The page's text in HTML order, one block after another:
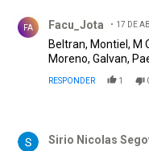
FA Facu_Jota 17 DE
Beltran, Montiel, M
Moreno, Galvan,
RESPONDER 1
Sirio Nicolas